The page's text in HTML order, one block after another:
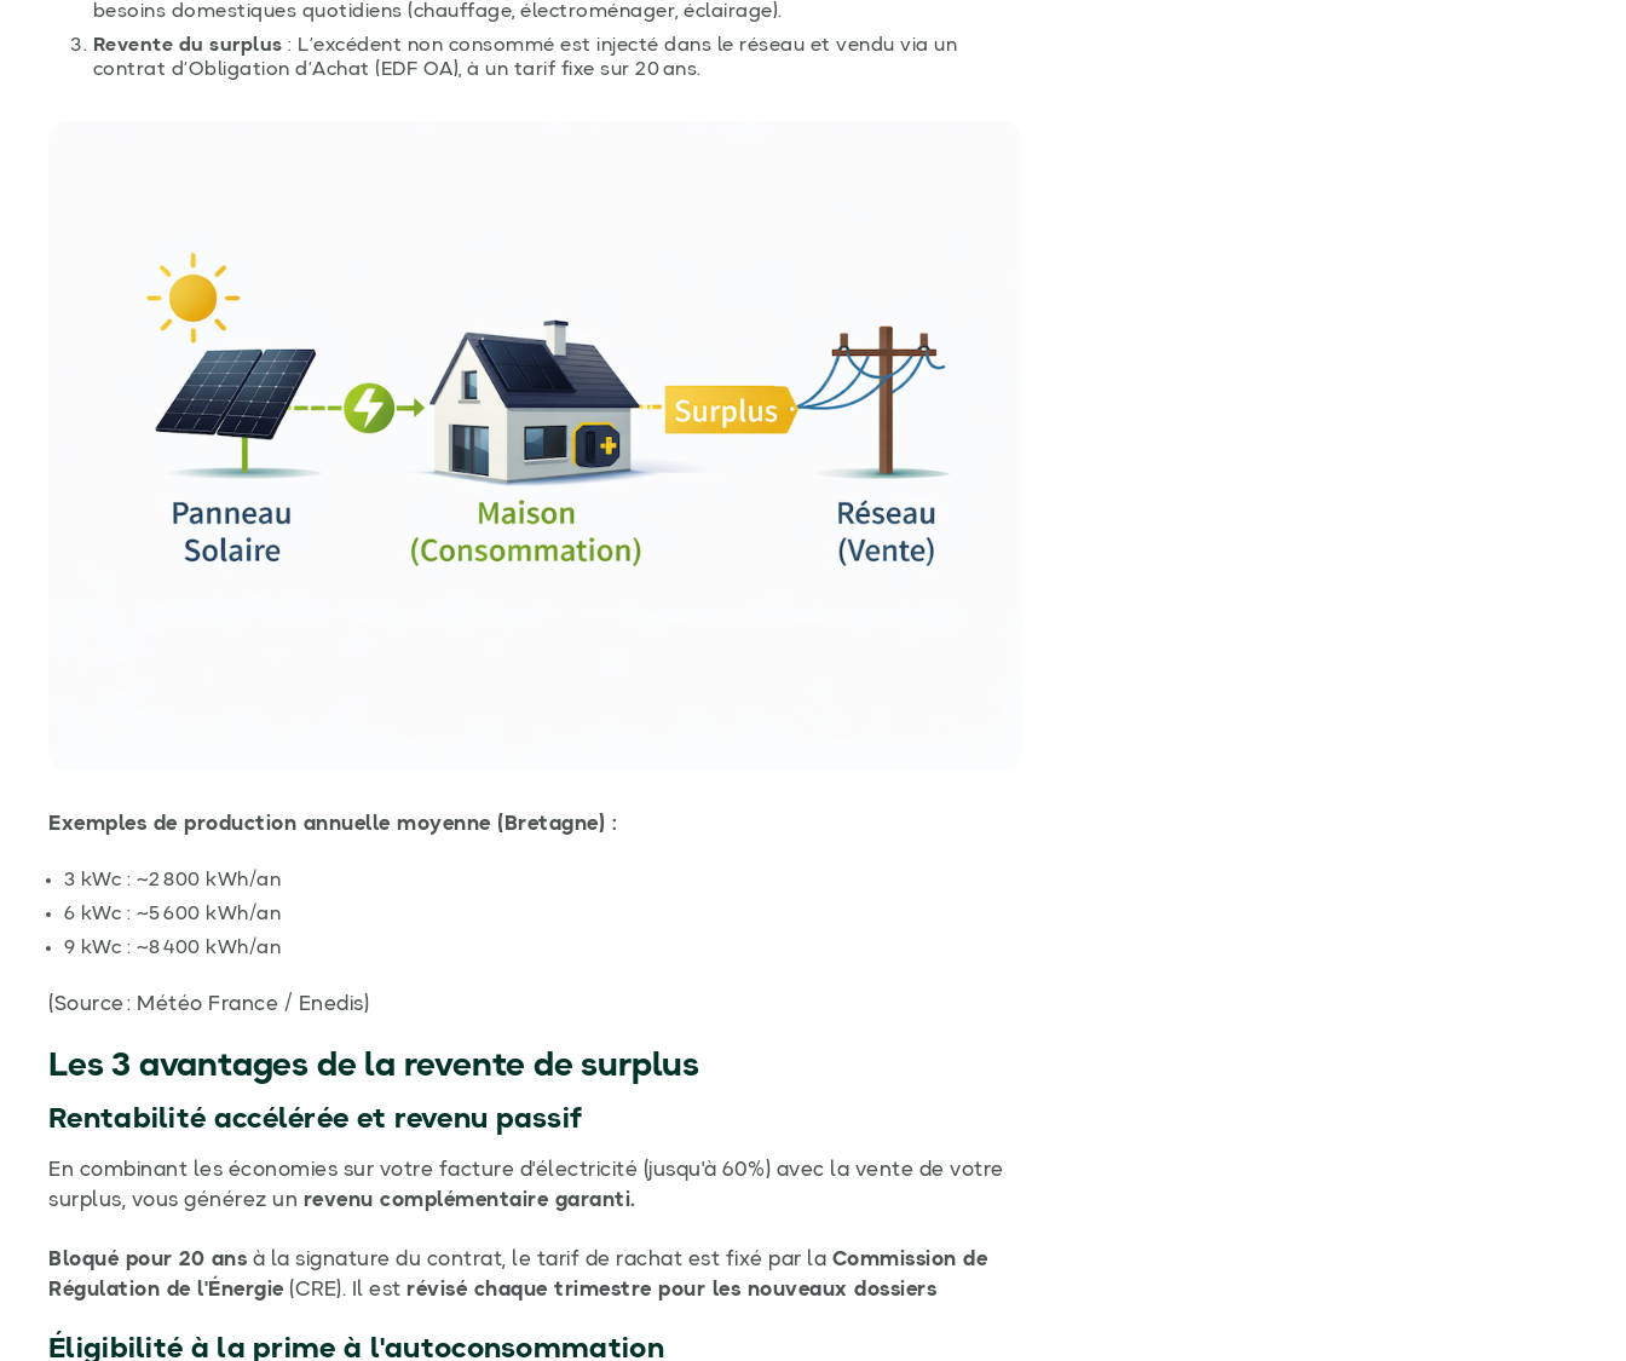
besoins domestiques quotidiens (chauffage, électroménager, éclairage).
Revente du surplus : L’excédent non consommé est injecté dans le réseau et vendu via un
contrat d’Obligation d’Achat (EDF OA), à un tarif fixe sur 20 ans.
Exemples de production annuelle moyenne (Bretagne) :
3 kWc : ~2 800 kWh/an
6 kWc : ~5 600 kWh/an
9 kWc : ~8 400 kWh/an
(Source : Météo France / Enedis)
Les 3 avantages de la revente de surplus
Rentabilité accélérée et revenu passif
En combinant les économies sur votre facture d'électricité (jusqu'à 60%) avec la vente de votre
surplus, vous générez un revenu complémentaire garanti.
Bloqué pour 20 ans à la signature du contrat, le tarif de rachat est fixé par la Commission de
Régulation de l'Énergie (CRE). Il est révisé chaque trimestre pour les nouveaux dossiers
Éligibilité à la prime à l'autoconsommation